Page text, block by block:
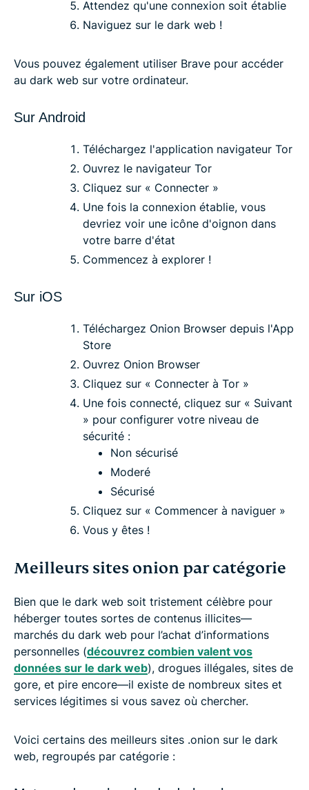
Attendez qu'une connexion soit établie
Naviguez sur le dark web !
Vous pouvez également utiliser Brave pour accéder
au dark web sur votre ordinateur.
Sur Android
Téléchargez l'application navigateur Tor
Ouvrez le navigateur Tor
Cliquez sur « Connecter »
Une fois la connexion établie, vous
devriez voir une icône d'oignon dans
votre barre d'état
Commencez à explorer !
Sur iOS
Téléchargez Onion Browser depuis l'App
Store
Ouvrez Onion Browser
Cliquez sur « Connecter à Tor »
Une fois connecté, cliquez sur « Suivant
» pour configurer votre niveau de
sécurité :
Non sécurisé
Moderé
Sécurisé
Cliquez sur « Commencer à naviguer »
Vous y êtes !
Meilleurs sites onion par catégorie
Bien que le dark web soit tristement célèbre pour
héberger toutes sortes de contenus illicites—
marchés du dark web pour l’achat d’informations
personnelles (découvrez combien valent vos
données sur le dark web), drogues illégales, sites de
gore, et pire encore—il existe de nombreux sites et
services légitimes si vous savez où chercher.
Voici certains des meilleurs sites .onion sur le dark
web, regroupés par catégorie :